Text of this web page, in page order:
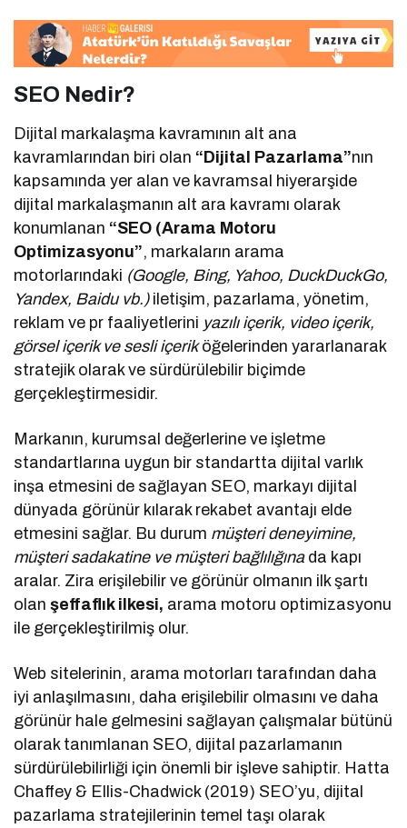
SEO Nedir?
Dijital markalaşma kavramının alt ana
kavramlarından biri olan “Dijital Pazarlama”nın
kapsamında yer alan ve kavramsal hiyerarşide
dijital markalaşmanın alt ara kavramı olarak
konumlanan “SEO (Arama Motoru
Optimizasyonu”, markaların arama
motorlarındaki (Google, Bing, Yahoo, DuckDuckGo,
Yandex, Baidu vb.) iletişim, pazarlama, yönetim,
reklam ve pr faaliyetlerini yazılı içerik, video içerik,
görsel içerik ve sesli içeriköğelerinden yararlanarak
stratejik olarak ve sürdürülebilir biçimde
gerçekleştirmesidir.
Markanın, kurumsal değerlerine ve işletme
standartlarına uygun bir standartta dijital varlık
inşa etmesini de sağlayan SEO, markayı dijital
dünyada görünür kılarak rekabet avantajı elde
etmesini sağlar. Bu durum müşteri deneyimine,
müşteri sadakatine ve müşteri bağlılığınada kapı
aralar. Zira erişilebilir ve görünür olmanın ilk şartı
olan şeffaflık ilkesi, arama motoru optimizasyonu
ile gerçekleştirilmiş olur.
Web sitelerinin, arama motorları tarafından daha
iyi anlaşılmasını, daha erişilebilir olmasını ve daha
görünür hale gelmesini sağlayan çalışmalar bütünü
olarak tanımlanan SEO, dijital pazarlamanın
sürdürülebilirliği için önemli bir işleve sahiptir. Hatta
Chaffey & Ellis-Chadwick (2019) SEO’yu, dijital
pazarlama stratejilerinin temel taşı olarak